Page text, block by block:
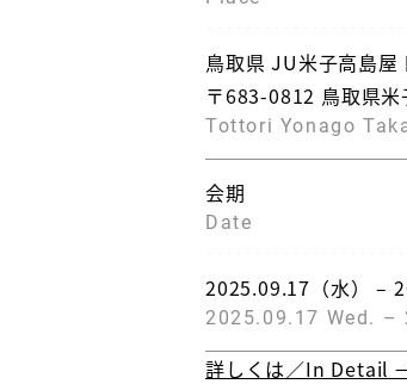
鳥取県 JU米子高島屋
〒683-0812 鳥取県
Tottori Yonago
会期
Date
2025.09.17（水） –
2025.09.17 Wed. –
詳しくは／In